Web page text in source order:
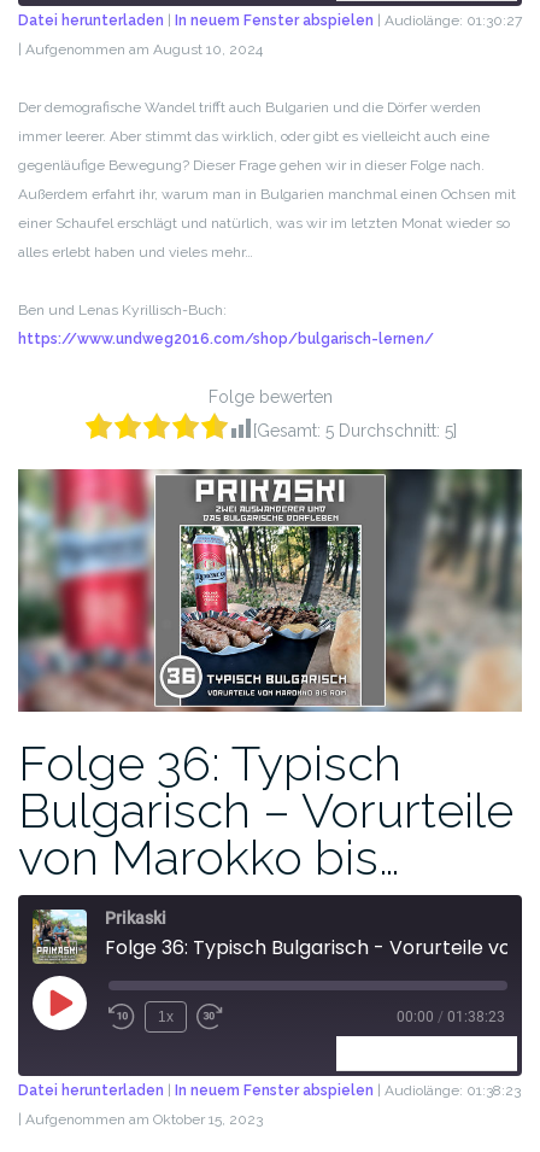
TEILEN
LINK
EMBED
Datei herunterladen In neuem Fenster abspielen
Audiolänge: 01:30:27
Aufgenommen am August 10, 2024
Der demografische Wandel trifft auch Bulgarien und die Dörfer werden
immer leerer. Aber stimmt das wirklich, oder gibt es vielleicht auch eine
gegenläufige Bewegung? Dieser Frage gehen wir in dieser Folge nach.
Außerdem erfahrt ihr, warum man in Bulgarien manchmal einen Ochsen mit
einer Schaufel erschlägt und natürlich, was wir im letzten Monat wieder so
alles erlebt haben und vieles mehr…
Ben und Lenas Kyrillisch-Buch:
https://www.undweg2016.com/shop/bulgarisch-lernen/
Folge bewerten
[Gesamt: 5Durchschnitt: 5]
Folge 36: Typisch
Bulgarisch – Vorurteile
von Marokko bis…
Prikaski
1x 00:00 / 01:38:23
TEILEN
Datei herunterladen | In neuem Fenster abspielen | Audiolänge: 01:38:23
| Aufgenommen am Oktober 15, 2023